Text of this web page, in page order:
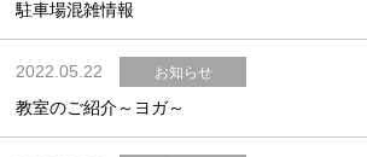
駐車場混雑情報
2022.05.22 お知らせ
教室のご紹介～ヨガ～